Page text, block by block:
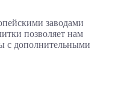
заводами
позволяет нам
с дополнительными